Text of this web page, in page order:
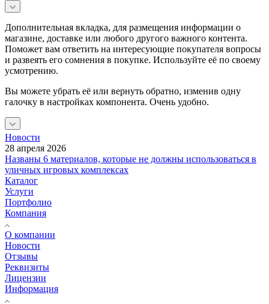
Дополнительная вкладка, для размещения информации о
магазине, доставке или любого другого важного контента.
Поможет вам ответить на интересующие покупателя вопросы
и развеять его сомнения в покупке. Используйте её по своему
усмотрению.
Вы можете убрать её или вернуть обратно, изменив одну
галочку в настройках компонента. Очень удобно.
Новости
28 апреля 2026
Названы 6 материалов, которые не должны использоваться в
уличных игровых комплексах
Каталог
Услуги
Портфолио
Компания
О компании
Новости
Отзывы
Реквизиты
Лицензии
Информация